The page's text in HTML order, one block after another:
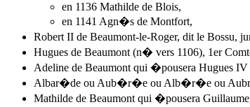
en 1136 Mathilde de Blois,
en 1141 Agn�s de Montfort,
Robert II de Beaumont-le-Roger, dit le Bossu,
Hugues de Beaumont (n� vers 1106), 1er
Adeline de Beaumont qui �pousera Hugues
Albar�de ou Aub�r�e ou Alb�r�e ou
Mathilde de Beaumont qui �pousera